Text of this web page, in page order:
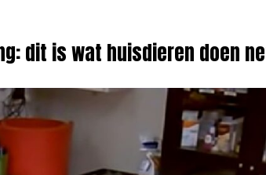
dit is wat huisdieren doen